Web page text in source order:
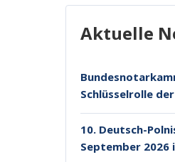
Aktuelle
Schlüsselrolle
10. Deutsch-
September 2026